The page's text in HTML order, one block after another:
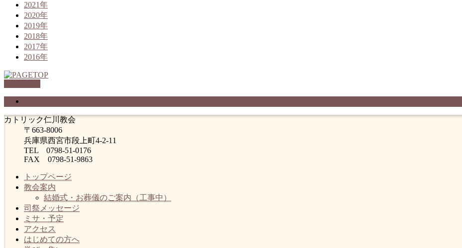
2021年
2020年
2019年
2018年
2017年
2016年
カトリック仁川教会
〒663-8006
兵庫県西宮市段上町4-2-11
TEL 0798-51-0176
FAX 0798-51-9863
トップページ
教会案内
結婚式・お葬儀のご案内（工事中）
司祭メッセージ
ミサ・予定
アクセス
はじめての方へ